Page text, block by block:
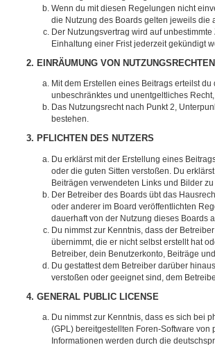
Wenn du mit diesen Regelungen nicht
die Nutzung des Boards gelten jeweils
Der Nutzungsvertrag wird auf
Einhaltung einer Frist jederzeit gekündigt
2. EINRÄUMUNG VON NUTZUNGSRECHTEN
Mit dem Erstellen eines Beitrags erteilst
unbeschränktes und unentgeltliches
Das Nutzungsrecht nach Punkt 2,
bestehen.
3. PFLICHTEN DES NUTZERS
Du erklärst mit der Erstellung eines
oder die guten Sitten verstoßen. Du
Beiträgen verwendeten Links und Bilder
Der Betreiber des Boards übt das
oder anderer im Board veröffentlichten
dauerhaft von der Nutzung dieses Boards
Du nimmst zur Kenntnis, dass der
übernimmt, die er nicht selbst erstellt hat
Betreiber, dein Benutzerkonto, Beiträge
Du gestattest dem Betreiber darüber
verstoßen oder geeignet sind, dem
4. GENERAL PUBLIC LICENSE
Du nimmst zur Kenntnis, dass es sich bei
(GPL) bereitgestellten Foren-Software
Informationen werden durch die